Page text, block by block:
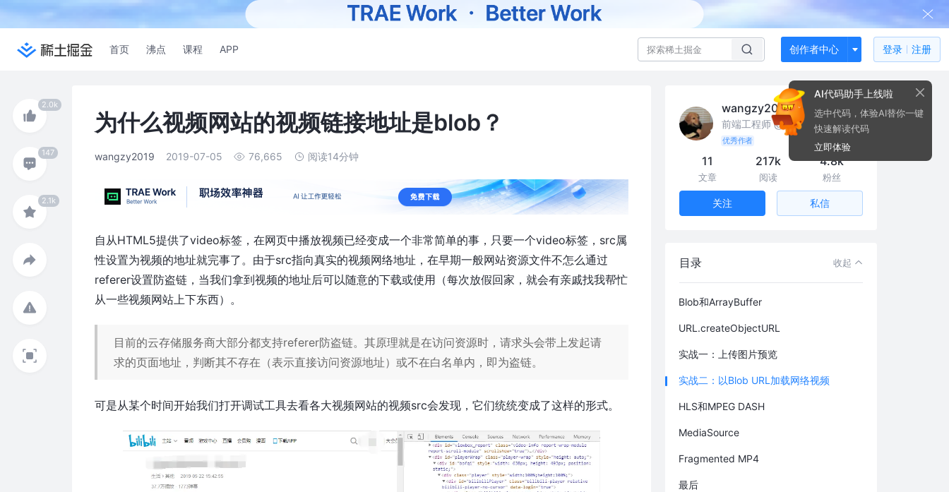
首页 沸点 课程 APP 创作者中心 登录 注册
为什么视频网站的视频链接地址是blob？
wangzy2019 2019-07-05 76,665 阅读14分钟
自从HTML5提供了video标签，在网页中播放视频已经变成一个非常简单的事，只要一个video标签，src属
性设置为视频的地址就完事了。由于src指向真实的视频网络地址，在早期一般网站资源文件不怎么通过
referer设置防盗链，当我们拿到视频的地址后可以随意的下载或使用（每次放假回家，就会有亲戚找我帮忙
从一些视频网站上下东西）。
目前的云存储服务商大部分都支持referer防盗链。其原理就是在访问资源时，请求头会带上发起请
求的页面地址，判断其不存在（表示直接访问资源地址）或不在白名单内，即为盗链。
可是从某个时间开始我们打开调试工具去看各大视频网站的视频src会发现，它们统统变成了这样的形式。
wangzy2019
前端工程师 @饿了么
优秀作者
11
文章
217k
阅读
4.8k
粉丝
关注 私信
目录 收起
Blob和ArrayBuffer
URL.createObjectURL
实战一：上传图片预览
实战二：以Blob URL加载网络视频
HLS和MPEG DASH
MediaSource
Fragmented MP4
最后
AI代码助手上线啦
选中代码，体验AI替你一键
快速解读代码
立即体验